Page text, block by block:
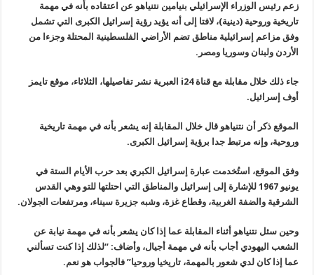
زعم رئيس الوزراء الإسرائيلي بنيامين نتنياهو عن اعتقاده بأنه في مهمة
تاريخية وروحية (دينية)، لافتا إلى أنه يؤيد رؤية إسرائيل الكبرى التي تشمل
وفق مزاعم إسرائيلية مناطق تضم الأراضي الفلسطينية المحتلة وجزءا من
الأردن ولبنان وسوريا ومصر .
جاء ذلك خلال مقابلة مع قناة i24
العبرية نشر تفاصيلها، الثلاثاء، موقع تايمز
أوف إسرائيل.
الموقع ذكر أن نتنياهو قال خلال المقابلة إنه يشعر بأنه في مهمة تاريخية
وروحية، وإنه مرتبط جدا برؤية إسرائيل الكبرى.
وفق الموقع، استُخدمت عبارة إسرائيل الكبري بعد حرب الأيام الستة في
يونيو 1967 للإشارة إلى إسرائيل والمناطق
التي احتلتها للتو وهي القدس
الشرقية والضفة الغربية، وقطاع غزة، وشبه جزيرة سيناء، ومرتفعات الجولان.
وحين سئل نتنياهو أثناء المقابلة عما إذا كان يشعر بأنه في مهمة نيابة عن
الشعب اليهودي أجاب بأنه في مهمة أجيال، وأضاف: “لذلك إذا كنت تسألني
عما إذا كان لدي شعور بالمهمة، تاريخيا وروحيا” فالجواب هو نعم.